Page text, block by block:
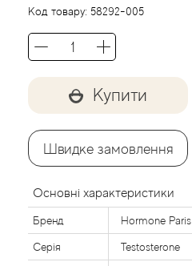
Код товару: 58292-005
Купити
Швидке замовлення
Основні характеристики
Бренд Hormone Paris
Серія Testosterone
Agent Provocateur
Agonist
Aj Arabia (Widian)
Al Haramain
Al Jazeera